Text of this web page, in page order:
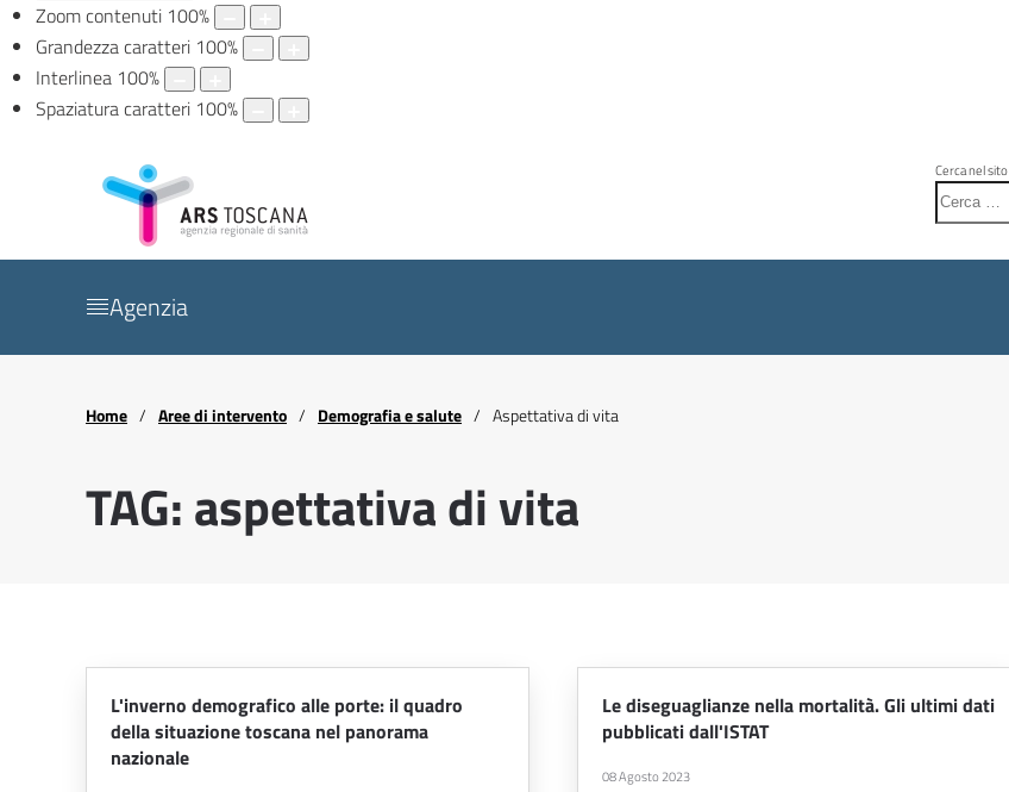
Zoom contenuti 100%
Grandezza caratteri 100%
Interlinea 100%
Spaziatura caratteri 100%
Cerca nel sito
Agenzia
Home Aree di intervento Demografia e salute Aspettativa di vita
TAG: aspettativa di vita
L'inverno demografico alle porte: il quadro
della situazione toscana nel panorama
nazionale
Le diseguaglianze nella mortalità. Gli ultimi dati
pubblicati dall'ISTAT
08 Agosto 2023